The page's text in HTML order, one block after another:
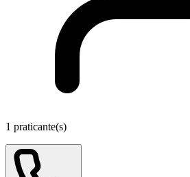
1 praticante(s)